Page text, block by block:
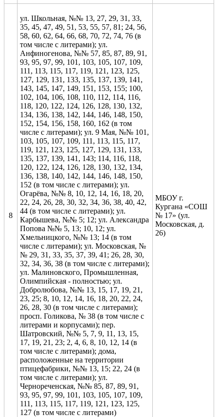
8
ул. Школьная, №№ 13, 27, 29, 31, 33,
35, 45, 47, 49, 51, 53, 55, 57, 81; 24, 56,
58, 60, 62, 64, 66, 68, 70, 72, 74, 76 (в
том числе с литерами); ул.
Анфиногенова, №№ 57, 85, 87, 89, 91,
93, 95, 97, 99, 101, 103, 105, 107, 109,
111, 113, 115, 117, 119, 121, 123, 125,
127, 129, 131, 133, 135, 137, 139, 141,
143, 145, 147, 149, 151, 153, 155; 100,
102, 104, 106, 108, 110, 112, 114, 116,
118, 120, 122, 124, 126, 128, 130, 132,
134, 136, 138, 142, 144, 146, 148, 150,
152, 154, 156, 158, 160, 162 (в том
числе с литерами); ул. 9 Мая, №№ 101,
103, 105, 107, 109, 111, 113, 115, 117,
119, 121, 123, 125, 127, 129, 131, 133,
135, 137, 139, 141, 143; 114, 116, 118,
120, 122, 124, 126, 128, 130, 132, 134,
136, 138, 140, 142, 144, 146, 148, 150,
152 (в том числе с литерами); ул.
Огарёва, №№ 8, 10, 12, 14, 16, 18, 20,
22, 24, 26, 28, 30, 32, 34, 36, 38, 40, 42,
44 (в том числе с литерами); ул.
Карбышева, №№ 5; 12; ул. Александра
Попова №№ 5, 13; 10, 12; ул.
Хмельницкого, №№ 13; 14 (в том
числе с литерами); ул. Московская, №
№ 29, 31, 33, 35, 37, 39, 41; 26, 28, 30,
32, 34, 36, 38 (в том числе с литерами);
ул. Малиновского, Промышленная,
Олимпийская - полностью; ул.
Добролюбова, №№ 13, 15, 17, 19, 21,
23, 25; 8, 10, 12, 14, 16, 18, 20, 22, 24,
26, 28, 30 (в том числе с литерами);
просп. Голикова, № 38 (в том числе с
литерами и корпусами); пер.
Шатровский, №№ 5, 7, 9, 11, 13, 15,
17, 19, 21, 23; 2, 4, 6, 8, 10, 12, 14 (в
том числе с литерами); дома,
расположенные на территории
птицефабрики, №№ 13, 15; 22, 24 (в
том числе с литерами); ул.
Чернореченская, №№ 85, 87, 89, 91,
93, 95, 97, 99, 101, 103, 105, 107, 109,
111, 113, 115, 117, 119, 121, 123, 125,
127 (в том числе с литерами)
МБОУ г.
Кургана «СОШ
№ 17» (ул.
Московская, д.
26)